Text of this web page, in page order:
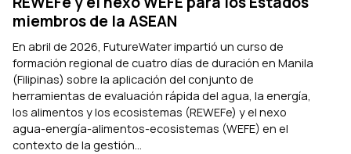
miembros de la ASEAN
En abril de 2026, FutureWater impartió un curso de
formación regional de cuatro días de duración en Manila
(Filipinas) sobre la aplicación del conjunto de
herramientas de evaluación rápida del agua, la energía,
los alimentos y los ecosistemas (REWEFe) y el nexo
agua-energía-alimentos-ecosistemas (WEFE) en el
contexto de la gestión...